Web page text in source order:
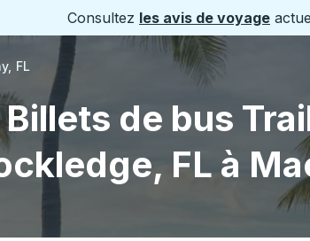
Consultez les avis de voyage
FL
Billets de bus
FL à